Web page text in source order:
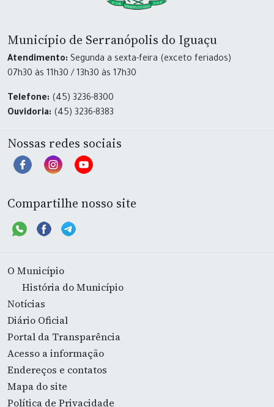
Município de Serranópolis do Iguaçu
Atendimento: Segunda a sexta-feira (exceto feriados)
07h30 às 11h30 / 13h30 às 17h30
Telefone: (45) 3236-8300
Ouvidoria: (45) 3236-8383
Nossas redes sociais
Compartilhe nosso site
O Município
História do Município
Notícias
Diário Oficial
Portal da Transparência
Acesso a informação
Endereços e contatos
Mapa do site
Política de Privacidade